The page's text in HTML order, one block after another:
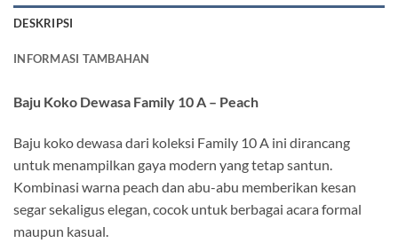
DESKRIPSI
INFORMASI TAMBAHAN
Baju Koko Dewasa Family 10 A – Peach
Baju koko dewasa dari koleksi Family 10 A ini dirancang
untuk menampilkan gaya modern yang tetap santun.
Kombinasi warna peach dan abu-abu memberikan kesan
segar sekaligus elegan, cocok untuk berbagai acara formal
maupun kasual.